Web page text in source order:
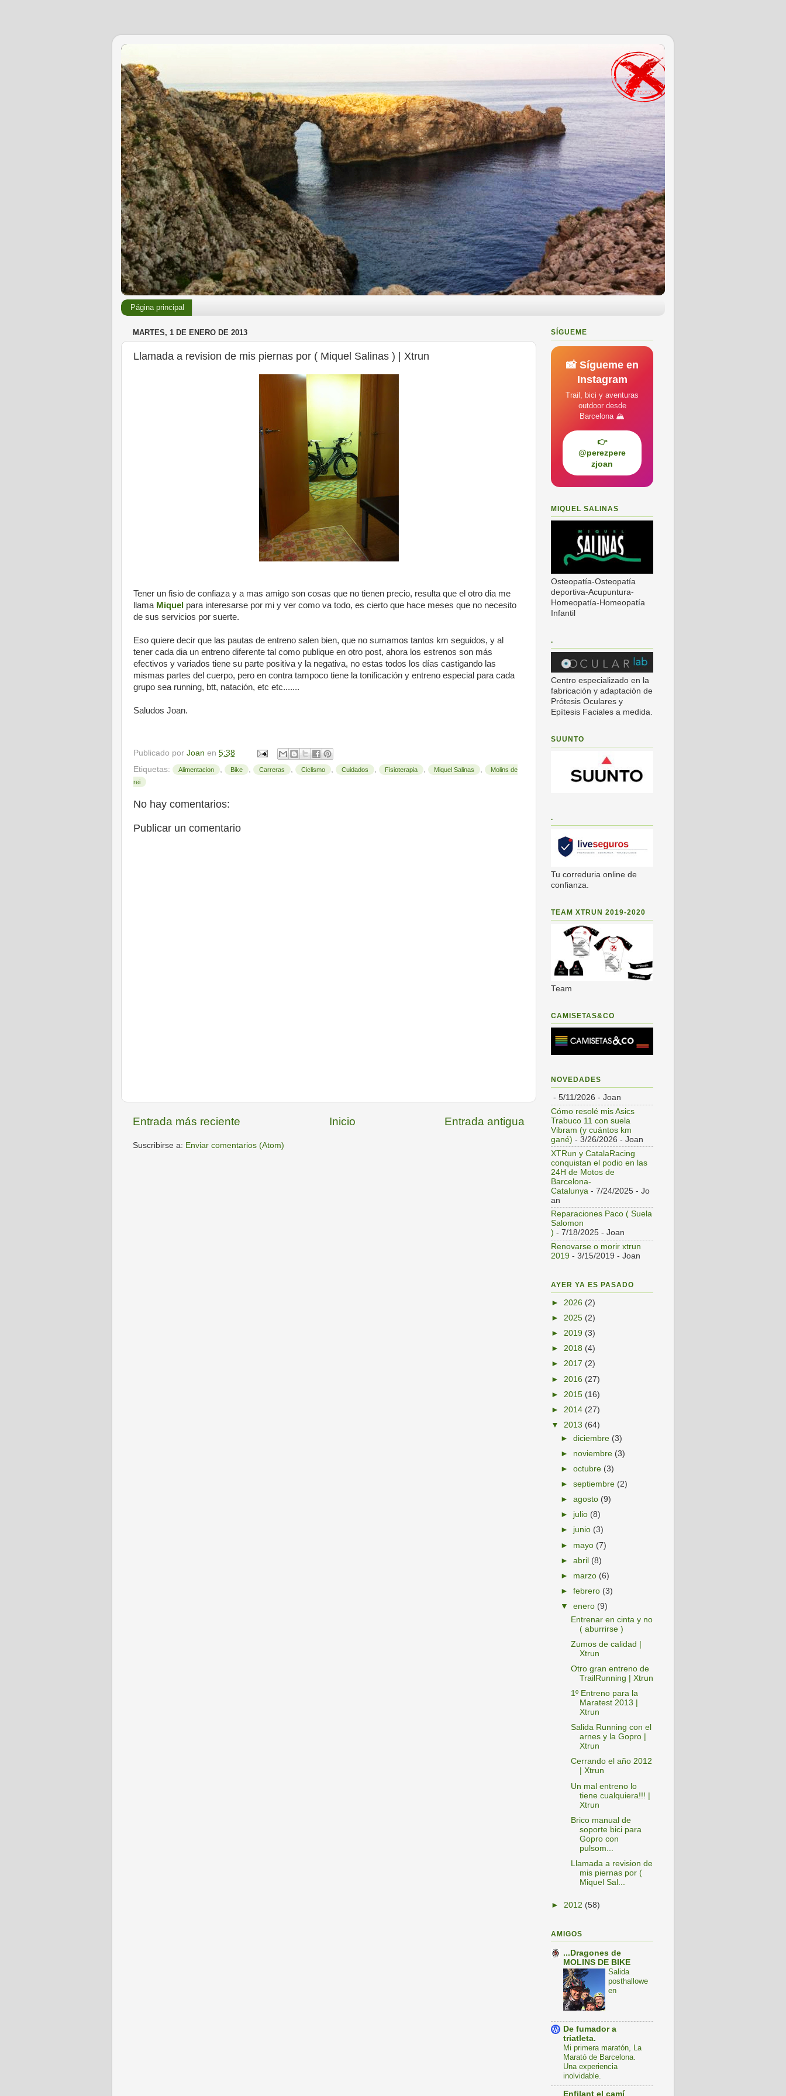
Página principal
MARTES, 1 DE ENERO DE 2013
Llamada a revision de mis piernas por ( Miquel Salinas ) | Xtrun
Tener un fisio de confiaza y a mas amigo son cosas que no tienen precio, resulta que el otro dia me
llama Miquel para interesarse por mi y ver como va todo, es cierto que hace meses que no necesito
de sus servicios por suerte.
Eso quiere decir que las pautas de entreno salen bien, que no sumamos tantos km seguidos, y al
tener cada dia un entreno diferente tal como publique en otro post, ahora los estrenos son más
efectivos y variados tiene su parte positiva y la negativa, no estas todos los días castigando las
mismas partes del cuerpo, pero en contra tampoco tiene la tonificación y entreno especial para cada
grupo sea running, btt, natación, etc etc.......
Saludos Joan.
Publicado por Joan en 5:38
Etiquetas:
Alimentacion Bike Carreras Ciclismo Cuidados Fisioterapia Miquel Salinas
Molins de
rei
No hay comentarios:
Publicar un comentario
Entrada más reciente Entrada antigua
Inicio
Suscribirse a: Enviar comentarios (Atom)
SÍGUEME
📸 Sígueme en
Instagram
Trail, bici y aventuras
outdoor desde
Barcelona 🏔️
👉
@perezpere
zjoan
MIQUEL SALINAS
Osteopatía-Osteopatía
deportiva-Acupuntura-
Homeopatía-Homeopatía
Infantil
.
Centro especializado en la
fabricación y adaptación de
Prótesis Oculares y
Epítesis Faciales a medida.
SUUNTO
.
Tu correduria online de
confianza.
TEAM XTRUN 2019-2020
Team
CAMISETAS&CO
NOVEDADES
- 5/11/2026 - Joan
Cómo resolé mis Asics
Trabuco 11 con suela
Vibram (y cuántos km
gané) - 3/26/2026 - Joan
XTRun y CatalaRacing
conquistan el podio en las
24H de Motos de
Barcelona-
Catalunya - 7/24/2025 - Jo
an
Reparaciones Paco ( Suela
Salomon
) - 7/18/2025 - Joan
Renovarse o morir xtrun
2019 - 3/15/2019 - Joan
AYER YA ES PASADO
► 2026 (2)
► 2025 (2)
► 2019 (3)
► 2018 (4)
► 2017 (2)
► 2016 (27)
► 2015 (16)
► 2014 (27)
▼ 2013 (64)
►diciembre (3)
► noviembre (3)
►octubre (3)
►septiembre (2)
►agosto (9)
► julio (8)
► junio (3)
► mayo (7)
►abril (8)
► marzo (6)
►febrero (3)
▼enero (9)
Entrenar en cinta y no
( aburrirse )
Zumos de calidad |
Xtrun
Otro gran entreno de
TrailRunning | Xtrun
1º Entreno para la
Maratest 2013 |
Xtrun
Salida Running con el
arnes y la Gopro |
Xtrun
Cerrando el año 2012
| Xtrun
Un mal entreno lo
tiene cualquiera!!! |
Xtrun
Brico manual de
soporte bici para
Gopro con
pulsom...
Llamada a revision de
mis piernas por (
Miquel Sal...
► 2012 (58)
AMIGOS
...Dragones de
MOLINS DE BIKE
Salida
posthallowe
en
De fumador a
triatleta.
Mi primera maratón, La
Marató de Barcelona.
Una experiencia
inolvidable.
Enfilant el camí